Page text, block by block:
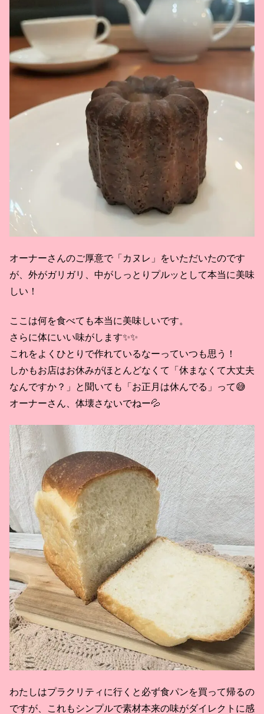
オーナーさんのご厚意で「カヌレ」をいただいたのです
が、外がガリガリ、中がしっとりプルッとして本当に美味
しい！
ここは何を食べても本当に美味しいです。
さらに体にいい味がします✨✨
これをよくひとりで作れているなーっていつも思う！
しかもお店はお休みがほとんどなくて「休まなくて大丈夫
なんですか？」と聞いても「お正月は休んでる」って😅
オーナーさん、体壊さないでねー💦
わたしはプラクリティに行くと必ず食パンを買って帰るの
ですが、これもシンプルで素材本来の味がダイレクトに感